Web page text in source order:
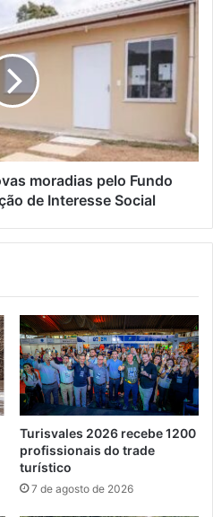
moradias pelo Fundo
de Interesse Social
Turisvales 2026 recebe 1200
profissionais do trade
turístico
7 de agosto de 2026